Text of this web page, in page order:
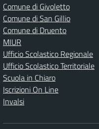
Comune di Givoletto
Comune di San Gillio
Comune di Druento
MIUR
Ufficio Scolastico Regionale
Ufficio Scolastico Territoriale
Scuola in Chiaro
Iscrizioni On Line
Invalsi